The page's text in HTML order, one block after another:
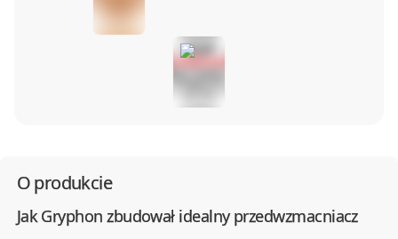
O produkcie
Jak Gryphon zbudował idealny przedwzmacniacz